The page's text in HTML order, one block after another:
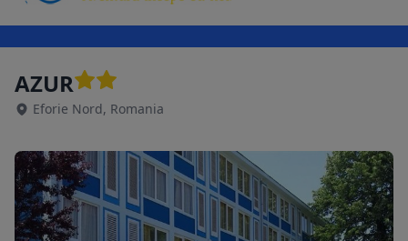
AZUR
Eforie Nord, Romania